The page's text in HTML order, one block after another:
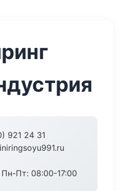
921 24 31
Пн-Пт: 08:00-17:00